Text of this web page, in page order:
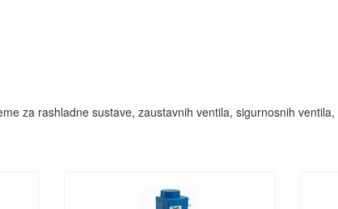
za rashladne sustave, zaustavnih ventila, sigurnosnih